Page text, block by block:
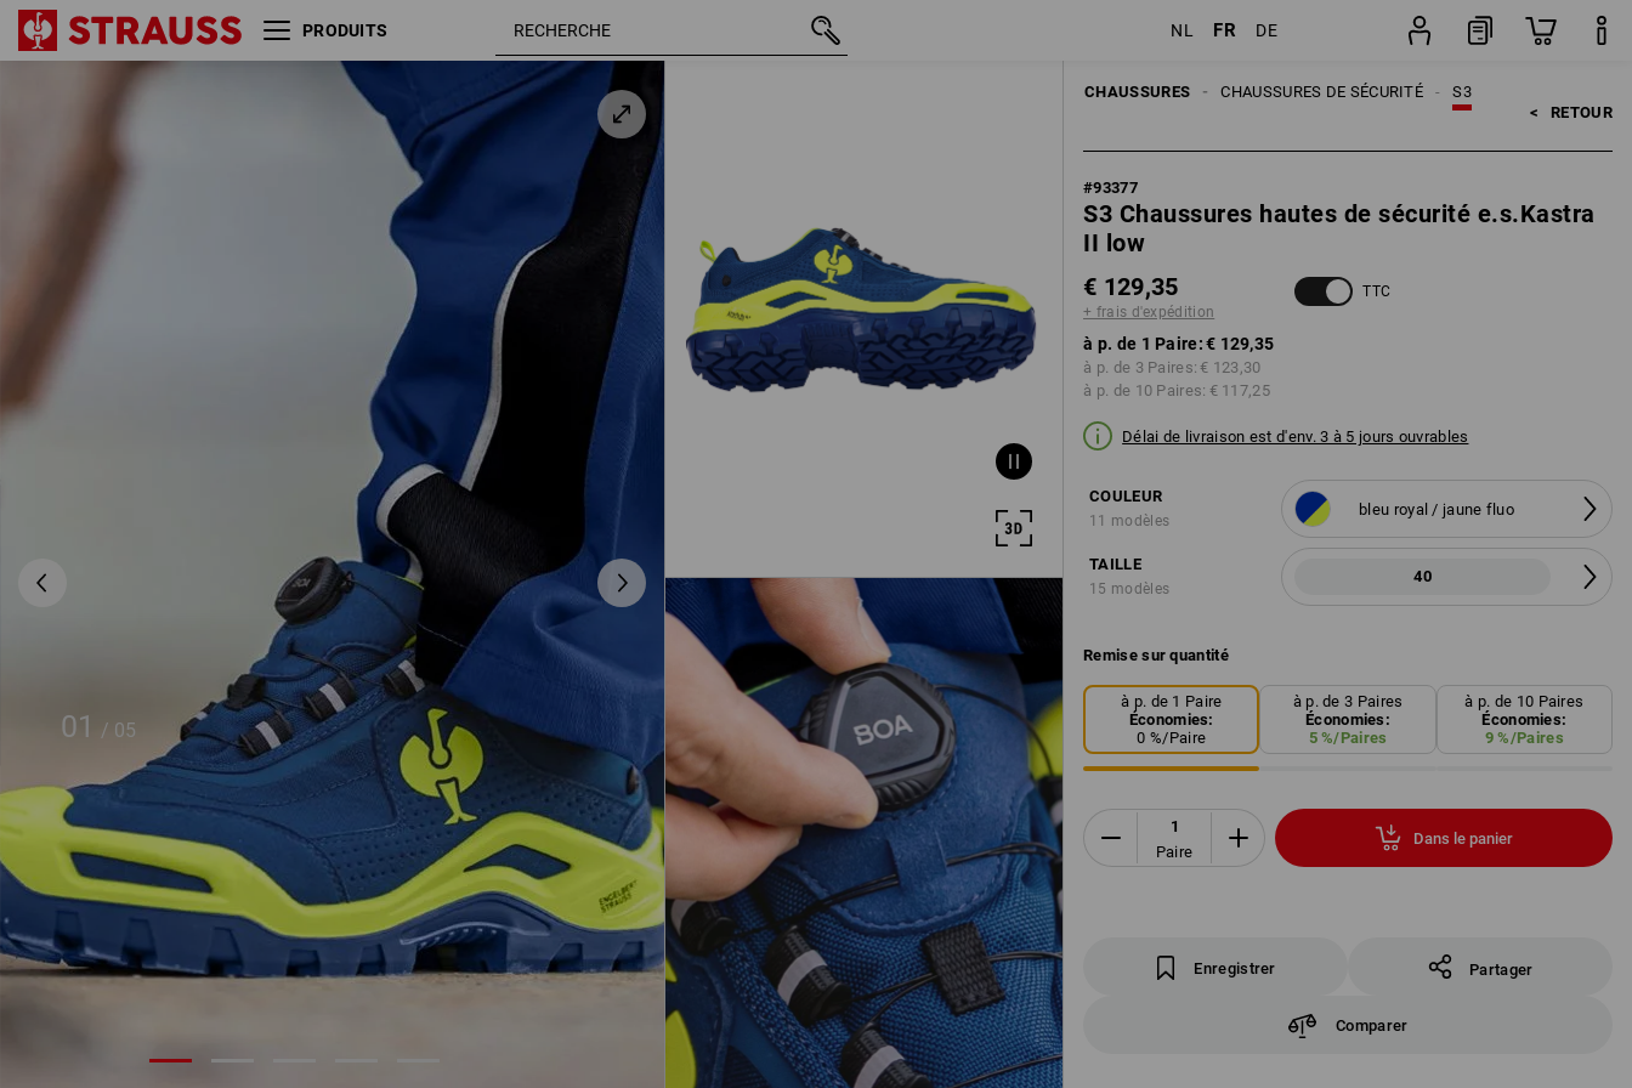
PRODUITS NL FR DE
01 / 05
CHAUSSURES S3
CHAUSSURES DE SÉCURITÉ
< RETOUR
#93377
S3 Chaussures hautes de sécurité e.s.Kastra
II low
€ 129,35
+ frais d'expédition
TTC
à p. de 1 Paire:€ 129,35
à p. de 3 Paires: € 123,30
à p. de 10 Paires: € 117,25
Délai de livraison est d'env. 3 à 5 jours ouvrables
COULEUR
11 modèles
bleu royal / jaune fluo
TAILLE
15 modèles
40
Remise sur quantité
à p. de 1 Paire
Économies:
0 %/Paire
à p. de 3 Paires
Économies:
5%/Paires
à p. de 10 Paires
Économies:
9 %/Paires
Paire
Dans le panier
Enregistrer Partager
Comparer
S3 Chaussures hautes de
sécurité e.s.Kastra II low
fluo
40